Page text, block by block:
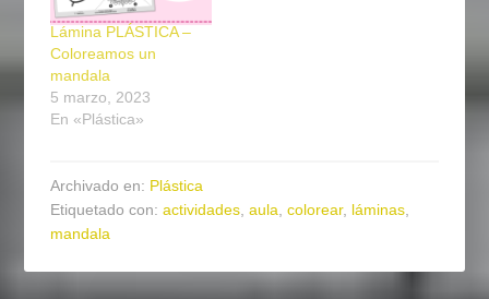
Lámina PLÁSTICA –
Coloreamos un
mandala
5 marzo, 2023
En «Plástica»
Archivado en: Plástica
Etiquetado con:actividades ,aula ,colorear, láminas
mandala